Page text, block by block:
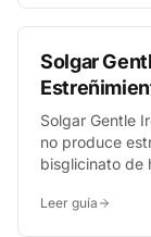
digestivas.
Solgar
Solgar Gentle
no produce
bisglicinato de
minimizando
Leer guía